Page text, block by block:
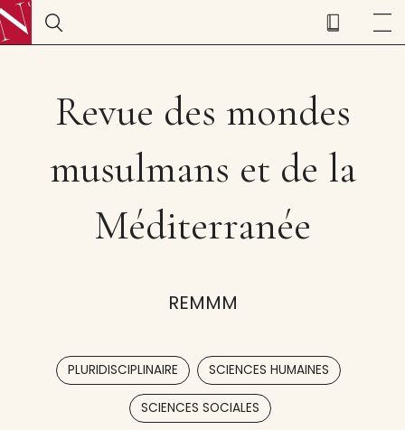
Revue des mondes
musulmans et de la
Méditerranée
REMMM
PLURIDISCIPLINAIRE , SCIENCES HUMAINES
SCIENCES SOCIALES